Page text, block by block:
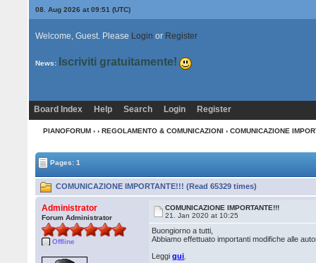
08. Aug 2026 at 09:51 (UTC)
Welcome, Guest. Please Login or Register
News: Iscriviti gratuitamente!
Board Index Help Search Login Register
PIANOFORUM› › REGOLAMENTO & COMUNICAZIONI › COMUNICAZIONE
Pages: 1
COMUNICAZIONE IMPORTANTE!!! (Read 65329 times)
Administrator
Forum Administrator
Offline
COMUNICAZIONE IMPORTANTE!!!
21. Jan 2020 at 10:25
Buongiorno a tutti,
Abbiamo effettuato importanti modifiche alle
Leggiqui